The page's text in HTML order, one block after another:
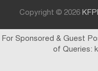
Copyright © 2026
For Sponsored & Guest
of Queries: